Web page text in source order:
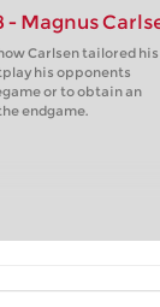
- Magnus
Carlsen tailored his
his opponents
or to obtain an
endgame.